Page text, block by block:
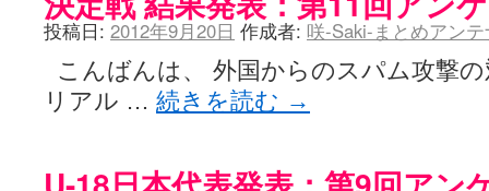
投稿日: 2012年9月20日 作成者: 咲-Saki-まとめアン
こんばんは、 外国からのスパム攻撃
リアル … 続きを読む →